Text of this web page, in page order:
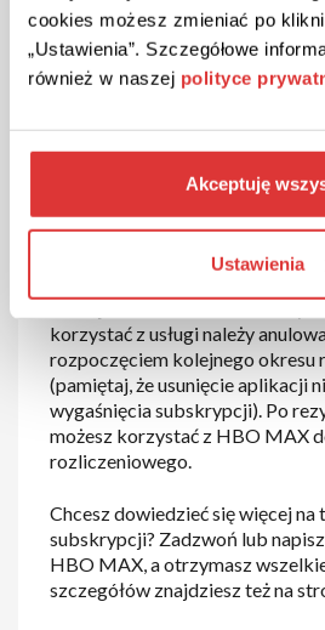
cookies możesz zmieniać po
„Ustawienia”. Szczegółowe
również w naszej polityce
Akceptuję
Ustawienia
Jak dokonać zwrotu
(HBO GO)?
Nie jesteś zadowolony z usługi
zrezygnować z subskrypcji i
serwisu? Nie wiesz czy możesz
MAX, dlatego wszystkie
GO znajdziesz na stronie HBO
HBO jest odnawiana
korzystać z usługi należy
rozpoczęciem kolejnego okresu
(pamiętaj, że usunięcie aplikacji
wygaśnięcia subskrypcji). Po
możesz korzystać z HBO MAX
rozliczeniowego.
Chcesz dowiedzieć się więcej na
subskrypcji? Zadzwoń lub
HBO MAX, a otrzymasz
szczegółów znajdziesz też na